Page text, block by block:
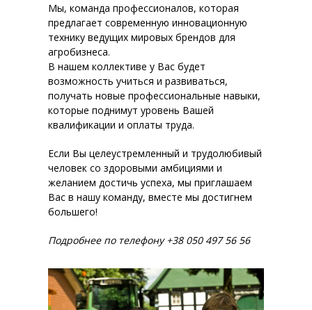
Мы, команда профессионалов, которая
предлагает современную инновационную
технику ведущих мировых брендов для
агробизнеса.
В нашем коллективе у Вас будет
возможность учиться и развиваться,
получать новые профессиональные навыки,
которые поднимут уровень Вашей
квалификации и оплаты труда.
Если Вы целеустремленный и трудолюбивый
человек со здоровыми амбициями и
желанием достичь успеха, мы приглашаем
Вас в нашу команду, вместе мы достигнем
большего!
Подробнее по телефону +38 050 497 56 56